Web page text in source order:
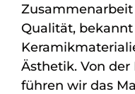
Qualität,
Ästhetik. Von der
führen wir das